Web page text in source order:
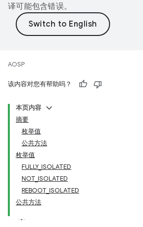
译可能包含错误。
AOSP
该内容对您有帮助吗？
本页内容
摘要
枚举值
公共方法
枚举值
FULLY_ISOLATED
NOT_ISOLATED
REBOOT_ISOLATED
公共方法